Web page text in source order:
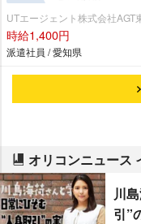
UTエージェント株式会社AGT
時給1,400円
派遣社員 / 愛知県
オリコンニュース
川
引”